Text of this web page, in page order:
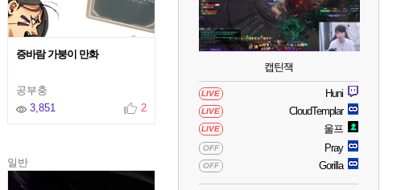
증바람 가붕이 만화
공부충
3,851
2
일반
캡틴잭
LIVE Huni
LIVE CloudTemplar
LIVE 울프
OFF Pray
OFF Gorilla